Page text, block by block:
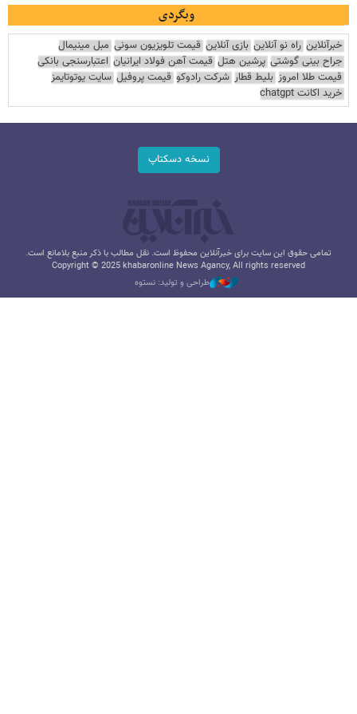
وبگردی
خبرآنلاین راه نو آنلاین بازی آنلاین قیمت تلویزیون سونی مبل مینیمال
جراح بینی گوشتی پرشین هتل قیمت آهن فولاد ایرانیان اعتبارسنجی بانکی
قیمت طلا امروز بلیط قطار شرکت رادوکو قیمت پروفیل سایت یوتوتایمز
خرید اکانت chatgpt
نسخه دسکتاپ
تمامی حقوق این سایت برای خبرآنلاین محفوظ است. نقل مطالب با ذکر منبع بلامانع است.
Copyright © 2025 khabaronline News Agancy, All rights reserved
طراحی و تولید: نستوه